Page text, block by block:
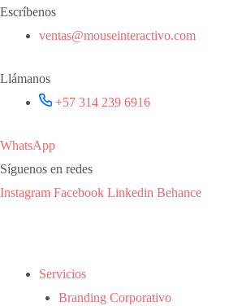
Saltar
Escríbenos
ventas@mouseinteractivo.com
Llámanos
+57 314 239 6916
WhatsApp
Síguenos en redes
Instagram Facebook Linkedin Behance
Servicios
Branding Corporativo